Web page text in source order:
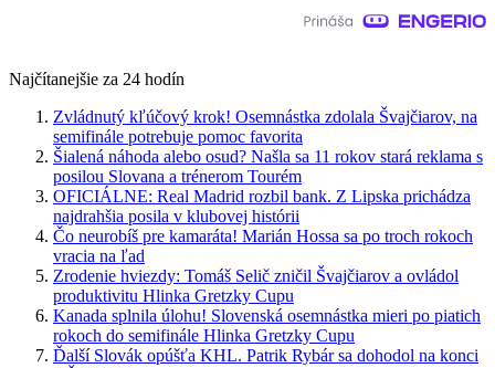
Najčítanejšie za 24 hodín
Zvládnutý kľúčový krok! Osemnástka zdolala Švajčiarov, na
semifinále potrebuje pomoc favorita
Šialená náhoda alebo osud? Našla sa 11 rokov stará reklama s
posilou Slovana a trénerom Tourém
OFICIÁLNE: Real Madrid rozbil bank. Z Lipska prichádza
najdrahšia posila v klubovej histórii
Čo neurobíš pre kamaráta! Marián Hossa sa po troch rokoch
vracia na ľad
Zrodenie hviezdy: Tomáš Selič zničil Švajčiarov a ovládol
produktivitu Hlinka Gretzky Cupu
Kanada splnila úlohu! Slovenská osemnástka mieri po piatich
rokoch do semifinále Hlinka Gretzky Cupu
Ďalší Slovák opúšťa KHL. Patrik Rybár sa dohodol na konci